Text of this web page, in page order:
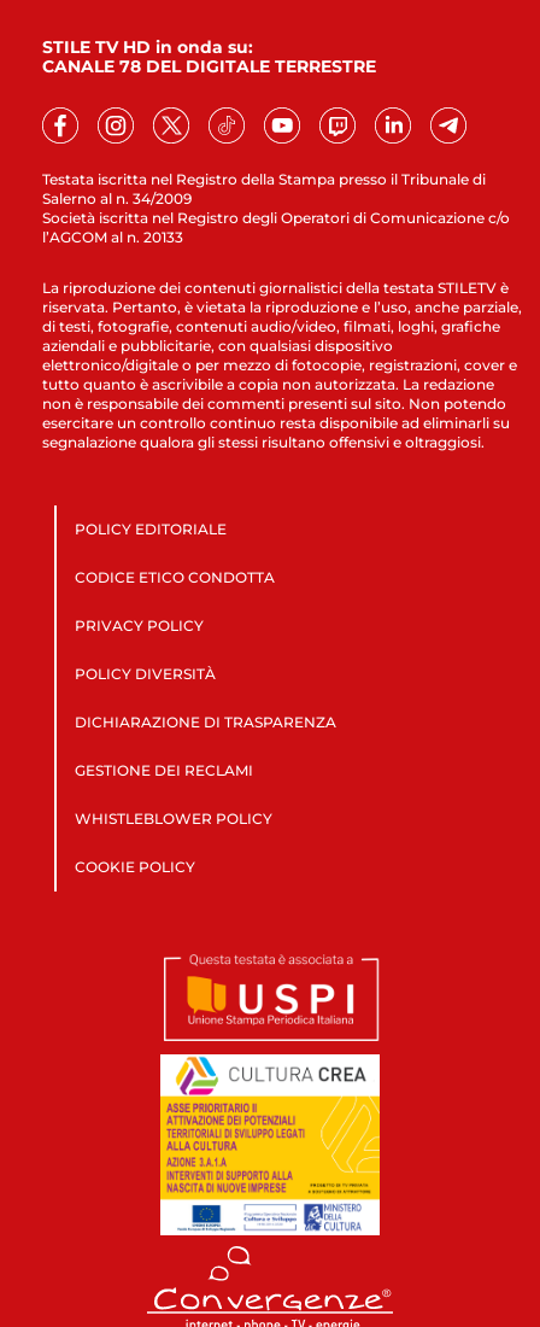
Testata iscritta nel Registro della Stampa presso il Tribunale di
Salerno al n. 34/2009
Società iscritta nel Registro degli Operatori di Comunicazione c/o
l’AGCOM al n. 20133
STILE TV HD in onda su:
CANALE 78 DEL DIGITALE TERRESTRE
La riproduzione dei contenuti giornalistici della testata STILETV è
riservata. Pertanto, è vietata la riproduzione e l’uso, anche parziale,
di testi, fotografie, contenuti audio/video, filmati, loghi, grafiche
aziendali e pubblicitarie, con qualsiasi dispositivo
elettronico/digitale o per mezzo di fotocopie, registrazioni, cover e
tutto quanto è ascrivibile a copia non autorizzata. La redazione
non è responsabile dei commenti presenti sul sito. Non potendo
esercitare un controllo continuo resta disponibile ad eliminarli su
segnalazione qualora gli stessi risultano offensivi e oltraggiosi.
POLICY EDITORIALE
CODICE ETICO CONDOTTA
PRIVACY POLICY
POLICY DIVERSITÀ
DICHIARAZIONE DI TRASPARENZA
GESTIONE DEI RECLAMI
WHISTLEBLOWER POLICY
COOKIE POLICY